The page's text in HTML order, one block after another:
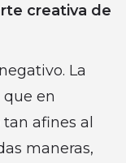
creativa de
La
en
afines al
maneras,